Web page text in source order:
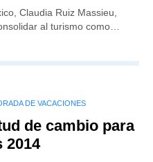
Claudia Ruiz Massieu,
al turismo como…
DE VACACIONES
de cambio para
2014